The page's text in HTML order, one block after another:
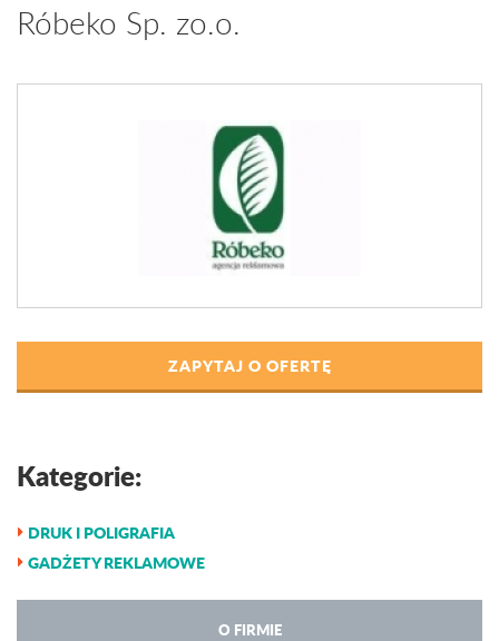
Róbeko Sp. zo.o.
ZAPYTAJ O OFERTĘ
Kategorie:
DRUK I POLIGRAFIA
GADŻETY REKLAMOWE
O FIRMIE